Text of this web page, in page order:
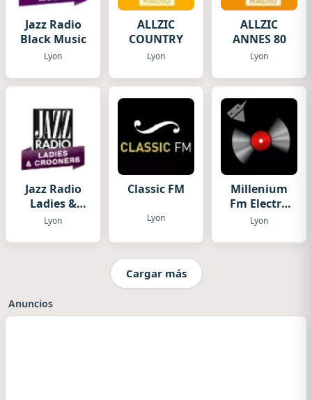
Jazz Radio
Black Music
Lyon
ALLZIC
COUNTRY
Lyon
ALLZIC
ANNES 80
Lyon
Jazz Radio
Ladies &
Crooners
Lyon
Classic FM
Lyon
Millenium
Fm Electro
DJ webradio
Lyon
Cargar más
Anuncios